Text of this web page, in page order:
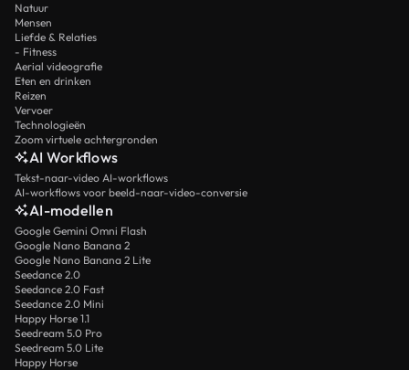
Natuur
Mensen
Liefde & Relaties
- Fitness
Aerial videografie
Eten en drinken
Reizen
Vervoer
Technologieën
Zoom virtuele achtergronden
AI Workflows
Tekst-naar-video AI-workflows
AI-workflows voor beeld-naar-video-conversie
AI-modellen
Google Gemini Omni Flash
Google Nano Banana 2
Google Nano Banana 2 Lite
Seedance 2.0
Seedance 2.0 Fast
Seedance 2.0 Mini
Happy Horse 1.1
Seedream 5.0 Pro
Seedream 5.0 Lite
Happy Horse